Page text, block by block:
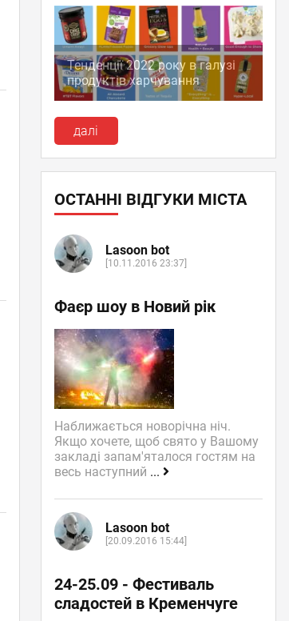
Тенденції 2022 року в галузі
продуктів харчування
далі
ОСТАННІ ВІДГУКИ МІСТА
Lasoon bot
[10.11.2016 23:37]
Фаєр шоу в Новий рік
Наближається новорічна ніч.
Якщо хочете, щоб свято у Вашому
закладі запам'яталося гостям на
весь наступний ...
Lasoon bot
[20.09.2016 15:44]
24-25.09 - Фестиваль
сладостей в Кременчуге